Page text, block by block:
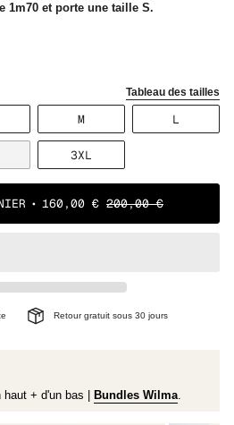
1m70 et porte une taille S.
Tableau des tailles
MVARIANTE
ÉPUISÉE
OU
NON
L
ÉPUISÉE
3XL
ÉPUISÉE
OU
NON
160,00 € 200,00 €
Retour gratuit sous 30 jours
+ d'un bas | Bundles Wilma